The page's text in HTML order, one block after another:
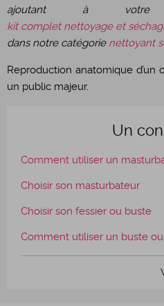
ajoutant à votre
kit complet nettoyage et
dans notre catégorie nettoyant
Reproduction anatomique d’un
un public majeur.
Un
Comment utiliser un
Choisir son masturbateur
Choisir son fessier ou buste
Comment utiliser un buste